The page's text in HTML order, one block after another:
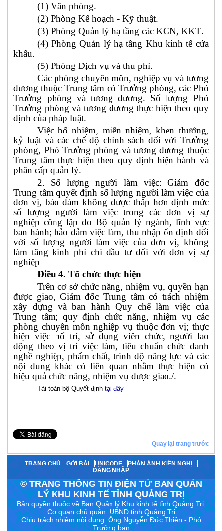
(1) Văn phòng.
(2) Phòng Kế hoạch - Kỹ thuật.
(3) Phòng Quản lý hạ tầng cácKCN, KKT.
(4) Phòng Quản lý hạ tầng Khu kinh tếcửa
khẩu.
(5) Phòng Dịch vụ vàthu phí.
Các phòng chuyên môn, nghiệp vụ và tương
đương thuộc Trung tâm có Trưởng phòng, các Phó
Trưởng phòng và tương đương. Số lượng Phó
Trưởng phòng và tương đương thực hiện theo quy
định của pháp luật.
Việc bổ nhiệm, miễn nhiệm, khen thưởng,
kỷ luật và các chế độ chính sách đối với Trưởng
phòng, Phó Trưởng phòng và tương đương thuộc
Trung tâm thực hiện theo quy định hiện hành và
phân cấp quản lý.
2. Số lượng người làm việc: Giám đốc
Trung tâm quyết định số lượng người làm việc của
đơn vị, bảo đảm không được thấp hơn định mức
số lượng người làm việc trong các đơn vị sự
nghiệp công lập do Bộ quản lý ngành, lĩnh vực
ban hành; bảo đảm việc làm, thu nhập ổn định đối
với số lượng người làm việc của đơn vị, không
làm tăng kinh phí chi đầu tư đối với đơn vị sự
nghiệp
Điều 4. Tổ chức thực hiện
Trên cơ sở chức năng, nhiệm vụ, quyền hạn
được giao, Giám đốc Trung tâm có trách nhiệm
xây dựng và ban hành Quy chế làm việc của
Trung tâm; quy định chức năng, nhiệm vụ các
phòng chuyên môn nghiệp vụ thuộc đơn vị; thực
hiện việc bố trí, sử dụng viên chức, người lao
động theo vị trí việc làm, tiêu chuẩn chức danh
nghề nghiệp, phẩm chất, trình độ năng lực và các
nội dung khác có liên quan nhằm thực hiện có
hiệu quả chức năng, nhiệm vụ được giao./.
Tải toàn bộ Quyết định tại đây
Quay lại trang trước
TRANG CHỦ GỞI BÀI UNICODE
PHẢN ÁNH KIẾN NGHỊ
ĐĂNG NHẬP
© TRANG THÔNG TIN ĐIỆN TỬ BAN QUẢN
LÝ KHU KINH TẾ TỈNH QUẢNG TRỊ
Bản quyền thuộc về Ban Quản lý Khu kinh tế tỉnh Quảng Trị.
Cơ quan chủ quản: UBND tỉnh Quảng Trị
Chịu trách nhiệm nội dung:Ông Nguyễn Đức Thiện - Phó
Trưởng ban